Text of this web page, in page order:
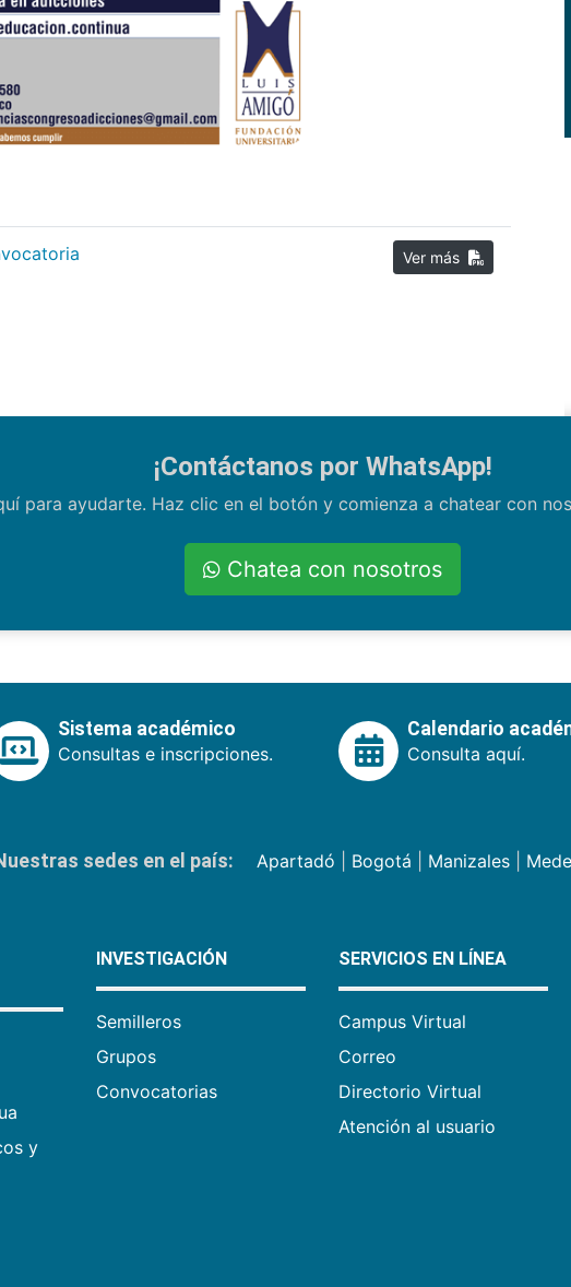
¡Contáctanos por WhatsApp!
para ayudarte. Haz clic en el botón y comienza a chatear con
Chatea con nosotros
Sistema académico
Consultas e inscripciones.
Calendario
Consulta aquí.
sedes en el país: Apartadó Bogotá Manizales|
y
INVESTIGACIÓN
Semilleros
Grupos
Convocatorias
SERVICIOS EN LÍNEA
Campus Virtual
Correo
Directorio Virtual
Atención al usuario